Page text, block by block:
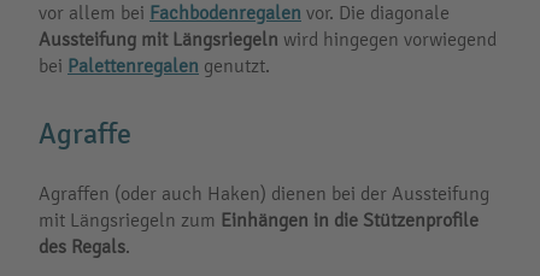
vor allem bei Fachbodenregalen vor. Die diagonale
Aussteifung mit Längsriegeln wird hingegen vorwiegend
bei Palettenregalen genutzt.
Agraffe
Agraffen (oder auch Haken) dienen bei der Aussteifung
mit Längsriegeln zum Einhängen in die Stützenprofile
des Regals.